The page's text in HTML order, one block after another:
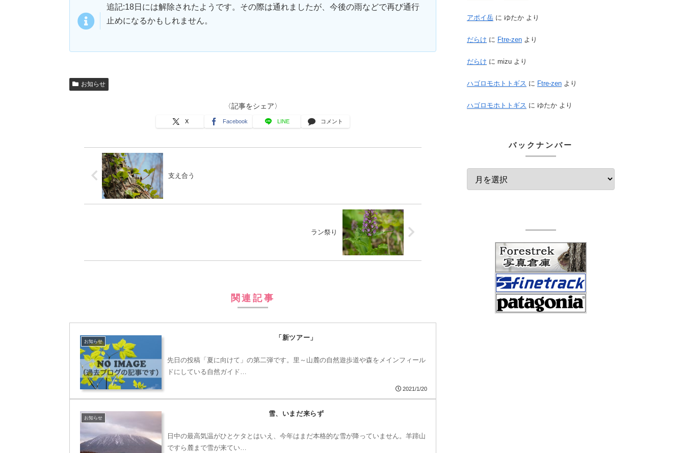
追記:18日には解除されたようです。その際は通れましたが、今後の雨などで再び通行
止めになるかもしれません。
お知らせ
〈記事をシェア〉
X Facebook LINE コメント
支え合う
ラン祭り
関連記事
お知らせ
「新ツアー」
先日の投稿「夏に向けて」の第二弾です。里～山麓の自然遊歩道や森をメインフィール
ドにしている自然ガイド…
2021/1/20
お知らせ
雪、いまだ来らず
日中の最高気温がひとケタとはいえ、今年はまだ本格的な雪が降っていません。羊蹄山
ですら麓まで雪が来てい…
アポイ岳 に ゆたか より
だらけ に Ftre-zen より
だらけ に mizu より
ハゴロモホトトギス に Ftre-zen より
ハゴロモホトトギス に ゆたか より
バックナンバー